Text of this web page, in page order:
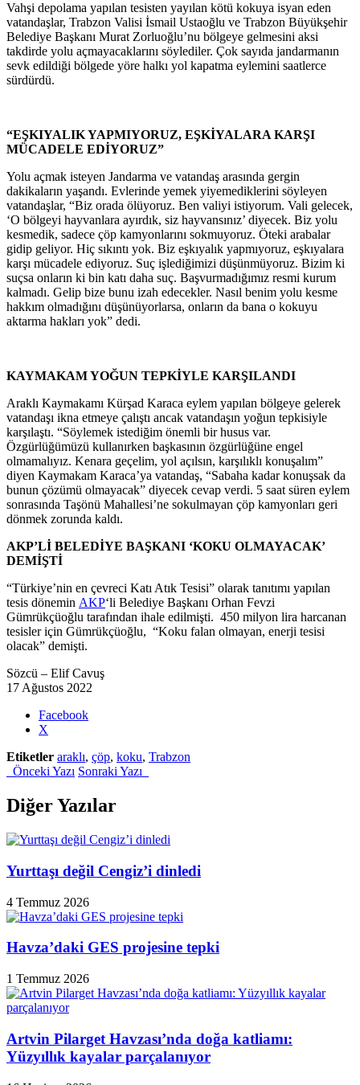
Vahşi depolama yapılan tesisten yayılan kötü kokuya isyan eden
vatandaşlar, Trabzon Valisi İsmail Ustaoğlu ve Trabzon Büyükşehir
Belediye Başkanı Murat Zorluoğlu’nu bölgeye gelmesini aksi
takdirde yolu açmayacaklarını söylediler. Çok sayıda jandarmanın
sevk edildiği bölgede yöre halkı yol kapatma eylemini saatlerce
sürdürdü.
“EŞKIYALIK YAPMIYORUZ, EŞKİYALARA KARŞI
MÜCADELE EDİYORUZ”
Yolu açmak isteyen Jandarma ve vatandaş arasında gergin
dakikaların yaşandı. Evlerinde yemek yiyemediklerini söyleyen
vatandaşlar, “Biz orada ölüyoruz. Ben valiyi istiyorum. Vali gelecek,
‘O bölgeyi hayvanlara ayırdık, siz hayvansınız’ diyecek. Biz yolu
kesmedik, sadece çöp kamyonlarını sokmuyoruz. Öteki arabalar
gidip geliyor. Hiç sıkıntı yok. Biz eşkıyalık yapmıyoruz, eşkıyalara
karşı mücadele ediyoruz. Suç işlediğimizi düşünmüyoruz. Bizim ki
suçsa onların ki bin katı daha suç. Başvurmadığımız resmi kurum
kalmadı. Gelip bize bunu izah edecekler. Nasıl benim yolu kesme
hakkım olmadığını düşünüyorlarsa, onların da bana o kokuyu
aktarma hakları yok” dedi.
KAYMAKAM YOĞUN TEPKİYLE KARŞILANDI
Araklı Kaymakamı Kürşad Karaca eylem yapılan bölgeye gelerek
vatandaşı ikna etmeye çalıştı ancak vatandaşın yoğun tepkisiyle
karşılaştı. “Söylemek istediğim önemli bir husus var.
Özgürlüğümüzü kullanırken başkasının özgürlüğüne engel
olmamalıyız. Kenara geçelim, yol açılsın, karşılıklı konuşalım”
diyen Kaymakam Karaca’ya vatandaş, “Sabaha kadar konuşsak da
bunun çözümü olmayacak” diyecek cevap verdi. 5 saat süren eylem
sonrasında Taşönü Mahallesi’ne sokulmayan çöp kamyonları geri
dönmek zorunda kaldı.
AKP’Lİ BELEDİYE BAŞKANI ‘KOKU OLMAYACAK’
DEMİŞTİ
“Türkiye’nin en çevreci Katı Atık Tesisi” olarak tanıtımı yapılan
tesis dönemin AKP‘li Belediye Başkanı Orhan Fevzi
Gümrükçüoğlu tarafından ihale edilmişti. 450 milyon lira harcanan
tesisler için Gümrükçüoğlu, “Koku falan olmayan, enerji tesisi
olacak” demişti.
Sözcü – Elif Cavuş
17 Ağustos 2022
Share
"Trabzon’da
vatandaşlar
kapattı,
ne
jandarma
ne
kaymakam
edebildi"
Facebook
X
Etiketler araklı, çöp, koku, Trabzon
Önceki Yazı Sonraki Yazı
Diğer Yazılar
Yurttaşı değil Cengiz’i dinledi
4 Temmuz 2026
Havza’daki GES projesine tepki
1 Temmuz 2026
Artvin Pilarget Havzası’nda doğa katliamı:
Yüzyıllık kayalar parçalanıyor